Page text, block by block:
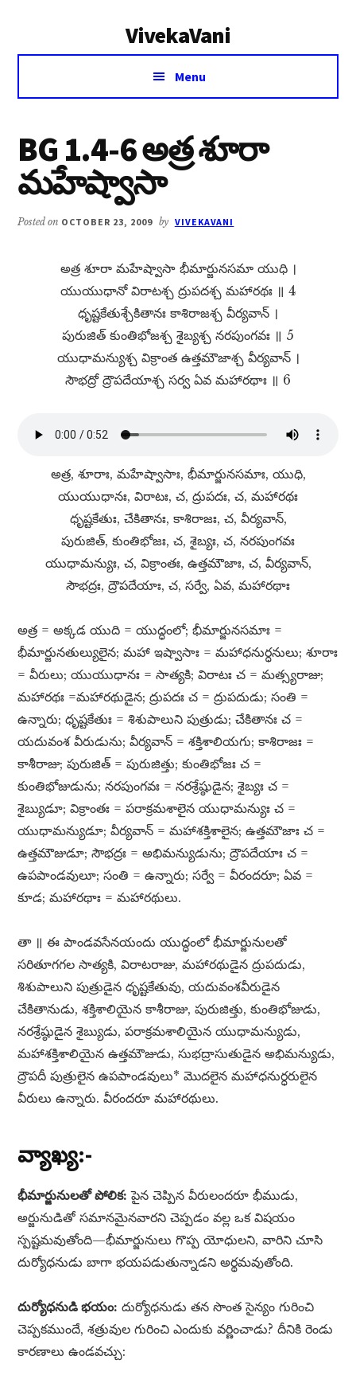
VivekaVani
Voice
Vivekananda
Menu
BG 1.4-6 అత్ర శూరా
మహేష్వాసా
Posted on OCTOBER 23, 2009 by VIVEKAVANI
అత్ర శూరా మహేష్వాసా భీమార్జునసమా యుధి ।
యుయుధానో విరాటశ్చ ద్రుపదశ్చ మహారథః ॥ 4
ధృష్టకేతుశ్చేకితానః కాశిరాజశ్చ వీర్యవాన్​ ।
పురుజిత్​ కుంతిభోజశ్చ శైబ్యశ్చ నరపుంగవః ॥ 5
యుధామన్యుశ్చ విక్రాంత ఉత్తమౌజాశ్చ వీర్యవాన్​ ।
సౌభద్రో ద్రౌపదేయాశ్చ సర్వ ఏవ మహారథాః ॥ 6
అత్ర, శూరాః, మహేష్వాసాః, భీమార్జునసమాః, యుధి,
యుయుధానః, విరాటః, చ, ద్రుపదః, చ, మహారథః
ధృష్టకేతుః, చేకితానః, కాశిరాజః, చ, వీర్యవాన్​,
పురుజిత్​, కుంతిభోజః, చ, శైబ్యః, చ, నరపుంగవః
యుధామన్యుః, చ, విక్రాంతః, ఉత్తమౌజాః, చ, వీర్యవాన్​,
సౌభద్రః, ద్రౌపదేయాః, చ, సర్వే, ఏవ, మహారథాః
అత్ర = అక్కడ యుది = యుద్ధంలో; భీమార్జునసమాః =
భీమార్జునతుల్యులైన; మహా ఇష్వాసాః = మహాధనుర్ధనులు; శూరాః
= వీరులు; యుయుధానః = సాత్యకి; విరాటః చ = మత్స్యరాజు;
మహారథః =మహారథుడైన; ద్రుపదః చ = ద్రుపదుడు; సంతి =
ఉన్నారు; ధృష్టకేతుః = శిశుపాలుని పుత్రుడు; చేకితానః చ =
యదువంశ వీరుడును; వీర్యవాన్​ = శక్తిశాలియగు; కాశిరాజః =
కాశీరాజు; పురుజిత్​ = పురుజిత్తు; కుంతిభోజః చ =
కుంతిభోజుడును; నరపుంగవః = నరశ్రేష్ఠుడైన; శైబ్యః చ =
శైబ్యుడూ; విక్రాంతః = పరాక్రమశాలైన యుధామన్యుః చ =
యుధామన్యుడూ; వీర్యవాన్​ = మహాశక్తిశాలైన; ఉత్తమౌజాః చ =
ఉత్తమౌజుడూ; సౌభద్రః = అభిమన్యుడును; ద్రౌపదేయాః చ =
ఉపపాండవులూ; సంతి = ఉన్నారు; సర్వే = వీరందరూ; ఏవ =
కూడ; మహారథాః = మహారథులు.
తా ॥ ఈ పాండవసేనయందు యుద్ధంలో భీమార్జునులతో
సరితూగగల సాత్యకి, విరాటరాజు, మహారథుడైన ద్రుపదుడు,
శిశుపాలుని పుత్రుడైన ధృష్టకేతువు, యదువంశవీరుడైన
చేకితానుడు, శక్తిశాలియైన కాశీరాజు, పురుజిత్తు, కుంతిభోజుడు,
నరశ్రేష్ఠుడైన శైబ్యుడు, పరాక్రమశాలియైన యుధామన్యుడు,
మహాశక్తిశాలియైన ఉత్తమౌజుడు, సుభద్రాసుతుడైన అభిమన్యుడు,
ద్రౌపదీ పుత్రులైన ఉపపాండవులు* మొదలైన మహాధనుర్ధరులైన
వీరులు ఉన్నారు. వీరందరూ మహారథులు.
వ్యాఖ్య:-
భీమార్జునులతో పోలిక: పైన చెప్పిన వీరులందరూ భీముడు,
అర్జునుడితో సమానమైనవారని చెప్పడం వల్ల ఒక విషయం
స్పష్టమవుతోంది—భీమార్జునులు గొప్ప యోధులని, వారిని చూసి
దుర్యోధనుడు బాగా భయపడుతున్నాడని అర్థమవుతోంది.
దుర్యోధనుడి భయం: దుర్యోధనుడు తన సొంత సైన్యం గురించి
చెప్పకముందే, శత్రువుల గురించి ఎందుకు వర్ణించాడు? దీనికి రెండు
కారణాలు ఉండవచ్చు: